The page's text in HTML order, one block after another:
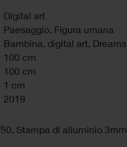
Digital art
Paesaggio, Figura umana
Bambina, digital art, Dreams
100 cm
100 cm
1 cm
2019
Stampa di alluminio 3mm